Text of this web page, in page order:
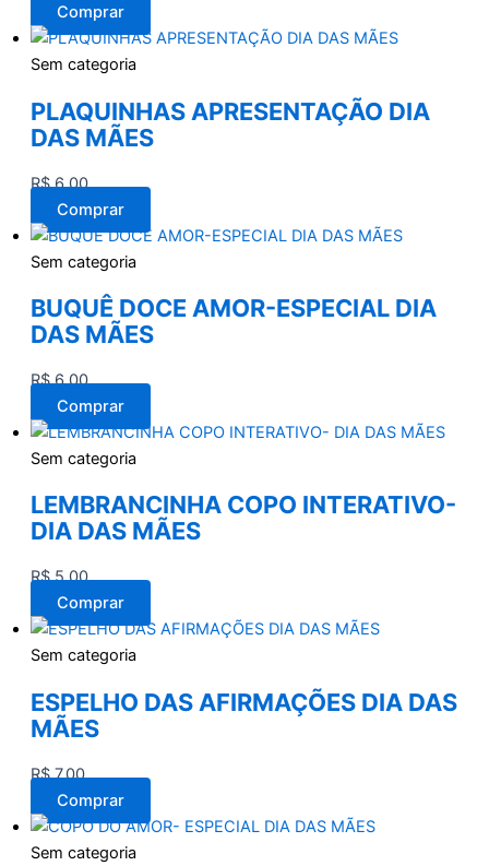
Comprar
Sem categoria
PLAQUINHAS APRESENTAÇÃO DIA
DAS MÃES
R$6,00
Comprar
Sem categoria
BUQUÊ DOCE AMOR-ESPECIAL DIA
DAS MÃES
R$6,00
Comprar
Sem categoria
LEMBRANCINHA COPO INTERATIVO-
DIA DAS MÃES
R$5,00
Comprar
Sem categoria
ESPELHO DAS AFIRMAÇÕES DIA DAS
MÃES
R$7,00
Comprar
Sem categoria